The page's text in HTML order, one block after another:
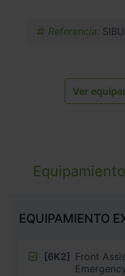
Referencia:
Ver
Equipamiento
EQUIPAMIENTO
[6K2] Front